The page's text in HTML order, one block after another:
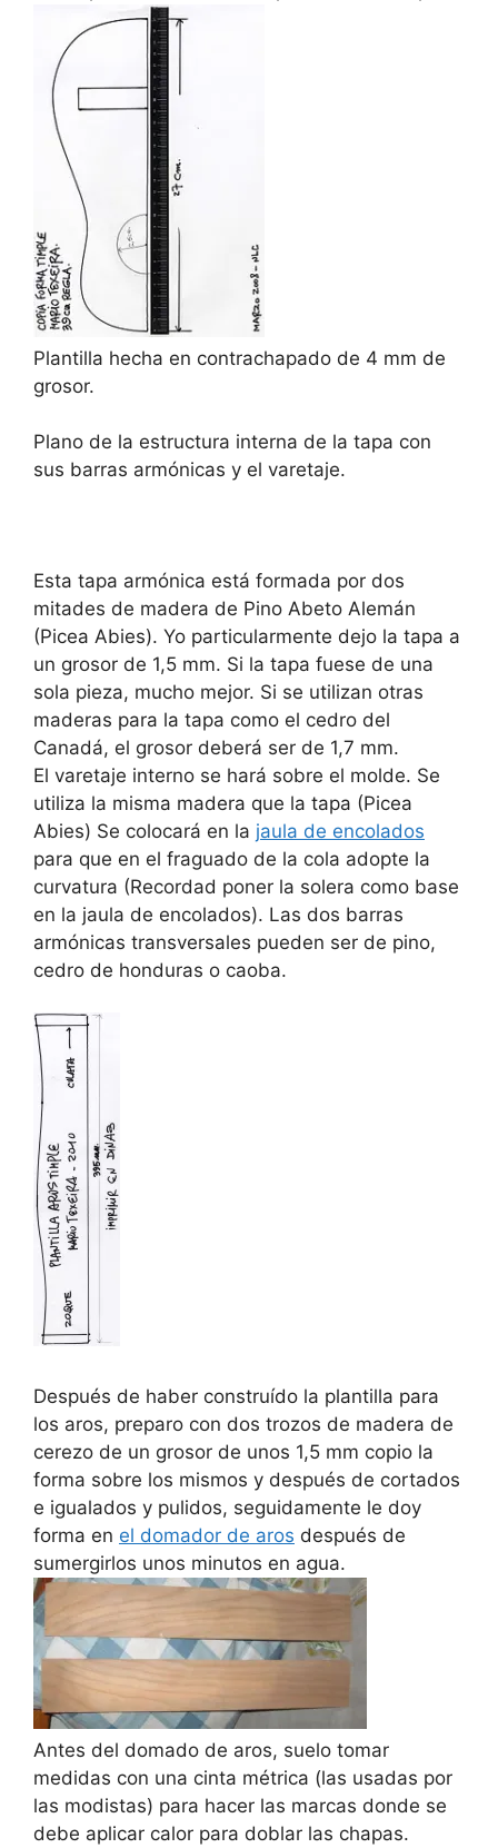
Plantilla hecha en contrachapado de 4 mm de
grosor.
Plano de la estructura interna de la tapa con
sus barras armónicas y el varetaje.
Esta tapa armónica está formada por dos
mitades de madera de Pino Abeto Alemán
(Picea Abies). Yo particularmente dejo la tapa a
un grosor de 1,5 mm. Si la tapa fuese de una
sola pieza, mucho mejor. Si se utilizan otras
maderas para la tapa como el cedro del
Canadá, el grosor deberá ser de 1,7 mm.
El varetaje interno se hará sobre el molde. Se
utiliza la misma madera que la tapa (Picea
Abies) Se colocará en la jaula de encolados
para que en el fraguado de la cola adopte la
curvatura (Recordad poner la solera como base
en la jaula de encolados). Las dos barras
armónicas transversales pueden ser de pino,
cedro de honduras o caoba.
Después de haber construído la plantilla para
los aros, preparo con dos trozos de madera de
cerezo de un grosor de unos 1,5 mm copio la
forma sobre los mismos y después de cortados
e igualados y pulidos, seguidamente le doy
forma en el domador de aros después de
sumergirlos unos minutos en agua.
Antes del domado de aros, suelo tomar
medidas con una cinta métrica (las usadas por
las modistas) para hacer las marcas donde se
debe aplicar calor para doblar las chapas.